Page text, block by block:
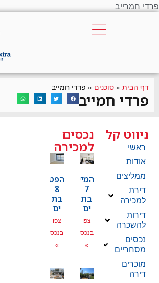
פרדי חמרייב
דף הבית » סוכנים » פרדי חמייב
פרדי חמייב
ניווט קל
ראשי
אודות
ממליצים
דירת
למכירה
דירות
להשכרה
נכסים
מסחריים
מוכרים
דירה
נכסים
למכירה
המייסדים
7
בת
ים
צפו
בנכס
»
הפטמן
8
בת
ים
צפו
בנכס
»